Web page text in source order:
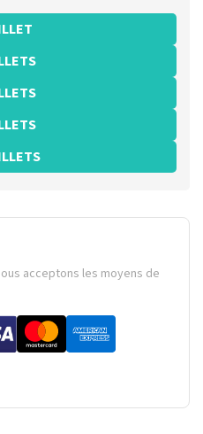
acceptons les moyens de